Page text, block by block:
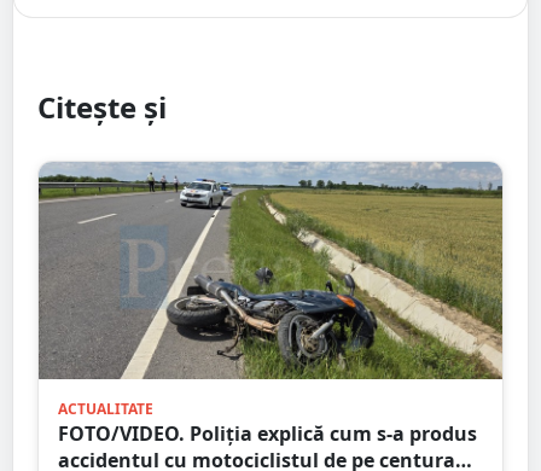
Citește și
ACTUALITATE
FOTO/VIDEO. Poliția explică cum s-a produs
accidentul cu motociclistul de pe centura